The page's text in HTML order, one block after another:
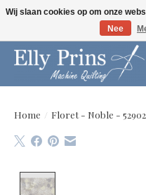
Let op: gewijzigde openingstijden!
Home / Floret - Noble -
Wij slaan cookies op om onze
Nee